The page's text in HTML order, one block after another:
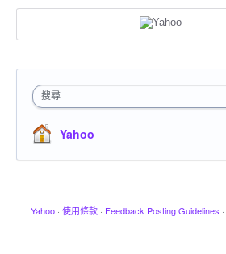
搜尋
Yahoo
Yahoo · 使用條款 · Feedback Posting Guidelines ·